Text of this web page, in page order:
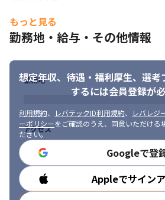
めに、アウトプットのみならず組織とし
上させていく必要があります。
その一方で会社の拡大に対してクリエイ
材を求めています。
全事業を横断する組織として共にサービ
裁量を持って「クリエイティブという事
もっと見る
勤務地・給与・その他情報
想定年収、待遇・福利厚生、 選考
するには会員登録が
利用規約、 レバテックID利用規約、
レバレジ
ーポリシーをご確認のうえ、同意いただける
ださい。
Googleで登
Appleでサイン
勤務地
アクセス
勤務時間